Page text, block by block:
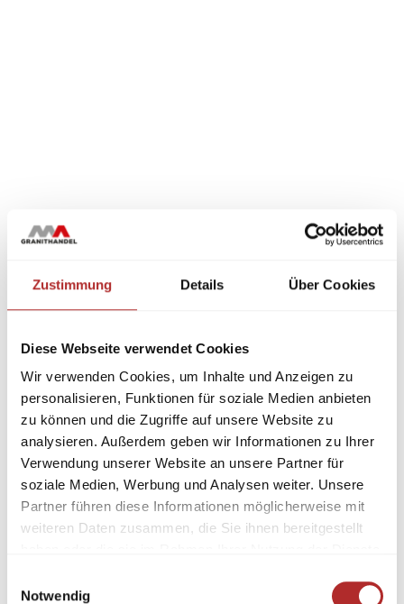
Zustimmung Details Über Cookies
Diese Webseite verwendet Cookies
Wir verwenden Cookies, um Inhalte und Anzeigen zu
personalisieren, Funktionen für soziale Medien anbieten
zu können und die Zugriffe auf unsere Website zu
analysieren. Außerdem geben wir Informationen zu Ihrer
Verwendung unserer Website an unsere Partner für
soziale Medien, Werbung und Analysen weiter. Unsere
Partner führen diese Informationen möglicherweise mit
weiteren Daten zusammen, die Sie ihnen bereitgestellt
Notwendig